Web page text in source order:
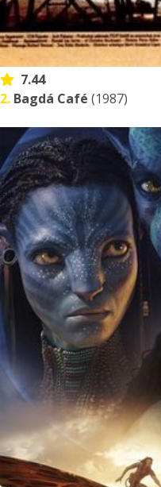
7.44
2. Bagdá Café (1987)